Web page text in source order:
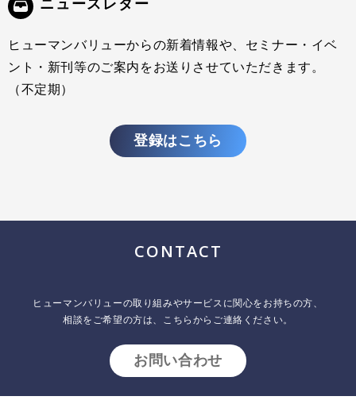
ニュースレター
ヒューマンバリューからの新着情報や、セミナー・イベ
ント・新刊等のご案内をお送りさせていただきます。
（不定期）
登録はこちら
CONTACT
ヒューマンバリューの取り組みやサービスに関心をお持ちの方、
相談をご希望の方は、こちらからご連絡ください。
お問い合わせ